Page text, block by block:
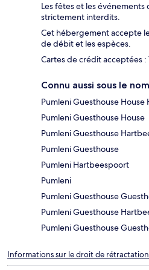
Les fêtes et les
strictement interdits.
Cet hébergement accepte
de débit et les espèces.
Cartes de crédit acceptées :
Connu aussi sous le
Pumleni Guesthouse
Pumleni Guesthouse House
Pumleni Guesthouse
Pumleni Guesthouse
Pumleni Hartbeespoort
Pumleni
Pumleni Guesthouse
Pumleni Guesthouse
Pumleni Guesthouse
Informations sur le droit de rétractation